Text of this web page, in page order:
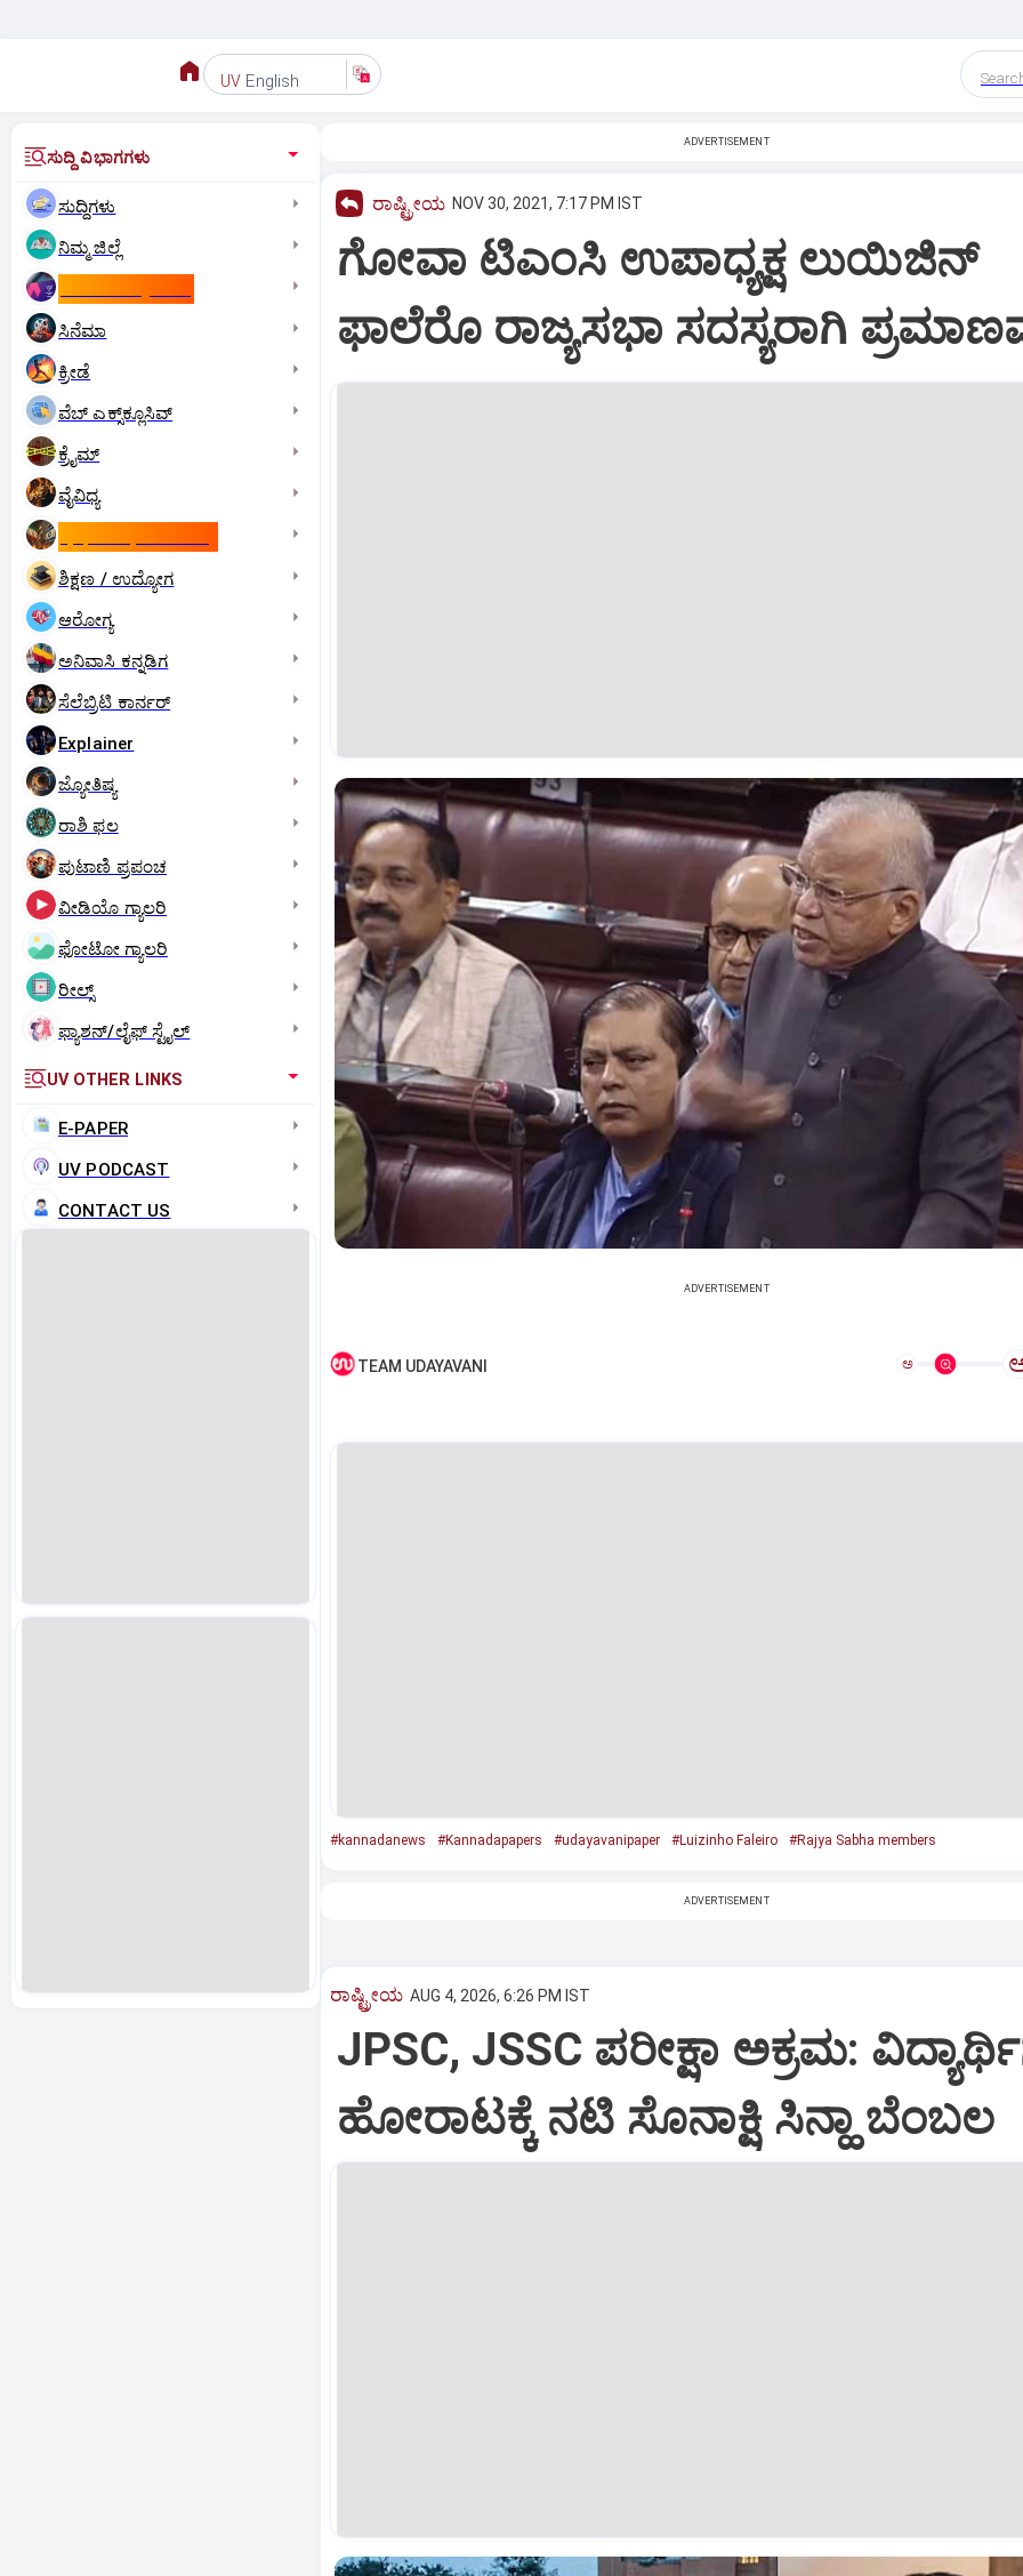
UV English
ಸುದ್ದಿ ವಿಭಾಗಗಳು
ಸುದ್ದಿಗಳು
ನಿಮ್ಮ ಜಿಲ್ಲೆ
ಸಿನೆಮಾ
ಕ್ರೀಡೆ
ವೆಬ್ ಎಕ್ಸ್‌ಕ್ಲೂಸಿವ್
ಕ್ರೈಮ್
ವೈವಿಧ್ಯ
ಶಿಕ್ಷಣ / ಉದ್ಯೋಗ
ಆರೋಗ್ಯ
ಅನಿವಾಸಿ ಕನ್ನಡಿಗ
ಸೆಲೆಬ್ರಿಟಿ ಕಾರ್ನರ್‌
Explainer
ಜ್ಯೋತಿಷ್ಯ
ರಾಶಿ ಫಲ
ಪುಟಾಣಿ ಪ್ರಪಂಚ
ವೀಡಿಯೊ ಗ್ಯಾಲರಿ
ಫೋಟೋ ಗ್ಯಾಲರಿ
ರೀಲ್ಸ್
ಫ್ಯಾಶನ್/ಲೈಫ್‌ ಸ್ಟೈಲ್
UV OTHER LINKS
E-PAPER
UV PODCAST
CONTACT US
ADVERTISEMENT
ರಾಷ್ಟ್ರೀಯ NOV 30, 2021, 7:17 PM IST
ಗೋವಾ ಟಿಎಂಸಿ ಉಪಾಧ್ಯಕ್ಷ ಲುಯಿಜಿನ್
ಫಾಲೆರೊ ರಾಜ್ಯಸಭಾ ಸದಸ್ಯರಾಗಿ
ADVERTISEMENT
TEAM UDAYAVANI ಅ
#kannadanews #Kannadapapers #udayavanipaper #Luizinho Faleiro #Rajya Sabha members
ADVERTISEMENT
ರಾಷ್ಟ್ರೀಯ AUG 4, 2026, 6:26 PM IST
JPSC, JSSC ಪರೀಕ್ಷಾ ಅಕ್ರಮ:
ಹೋರಾಟಕ್ಕೆ ನಟಿ ಸೊನಾಕ್ಷಿ ಸಿನ್ಹಾ ಬೆಂಬಲ